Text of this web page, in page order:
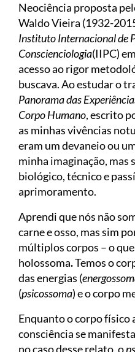
Neociência proposta
Waldo Vieira (1932-
Instituto Internacional de
Conscienciologia(IIPC)
acesso ao rigor
buscava. Ao estudar o
Panorama das
Corpo Humano, escrito
as minhas vivências
eram um devaneio ou
minha imaginação, mas
biológico, técnico e
aprimoramento.
Aprendi que nós não
carne e osso, mas sim
múltiplos corpos – o
holossoma.Temos o
das energias (
(psicossoma) e o corpo
Enquanto o corpo físico
consciência se
no caso desse relato, o